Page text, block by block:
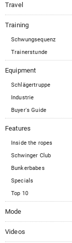
Travel
Training
Schwungsequenz
Trainerstunde
Equipment
Schlägertruppe
Industrie
Buyer's Guide
Features
Inside the ropes
Schwinger Club
Bunkerbabes
Specials
Top 10
Mode
Videos